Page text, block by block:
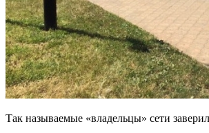
Так называемые «владельцы» сети